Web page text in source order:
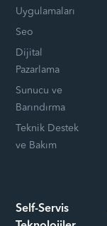
Uygulamaları
Seo
Dijital
Pazarlama
Sunucu ve
Barındırma
Teknik Destek
ve Bakım
Self-Servis